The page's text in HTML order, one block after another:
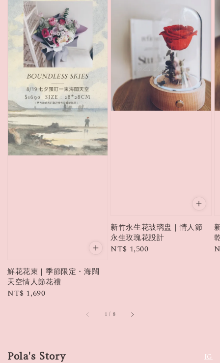
鮮花花束｜季節限定・海闊
天空情人節花禮
Regular
NT$ 1,690
新竹永生花玻璃盅｜情人節
永生玫瑰花設計
Regular
NT$ 1,500
1 / 8
Pola's Story IG